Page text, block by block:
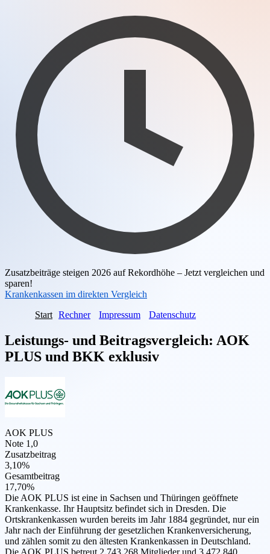
Zusatzbeiträge steigen 2026 auf Rekordhöhe – Jetzt vergleichen und
sparen!
Krankenkassen im direkten Vergleich
Start Rechner Impressum Datenschutz
Leistungs- und Beitragsvergleich: AOK
PLUS und BKK exklusiv
AOK PLUS
Note 1,0
Zusatzbeitrag
3,10%
Gesamtbeitrag
17,70%
Die AOK PLUS ist eine in Sachsen und Thüringen geöffnete
Krankenkasse. Ihr Hauptsitz befindet sich in Dresden. Die
Ortskrankenkassen wurden bereits im Jahr 1884 gegründet, nur ein
Jahr nach der Einführung der gesetzlichen Krankenversicherung,
und zählen somit zu den ältesten Krankenkassen in Deutschland.
Die AOK PLUS betreut 2.743.268 Mitglieder und 3.472.840